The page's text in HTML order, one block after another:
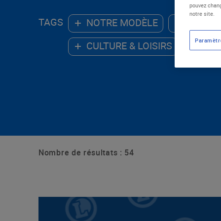
TAGS NOTRE MODÈLE
CULTURE & LOISIRS
Nombre de résultats : 54
pouvez
notre site.